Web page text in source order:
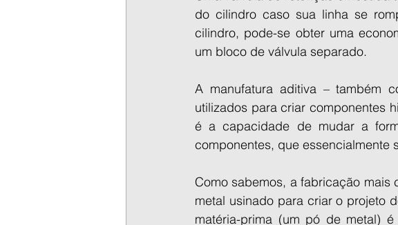
do cilindro caso sua linha se
cilindro, pode-se obter uma
um bloco de válvula separado.
A manufatura aditiva – também
utilizados para criar componentes
é a capacidade de mudar a
componentes, que essencialmente
Como sabemos, a fabricação
metal usinado para criar o projeto
matéria-prima (um pó de metal)